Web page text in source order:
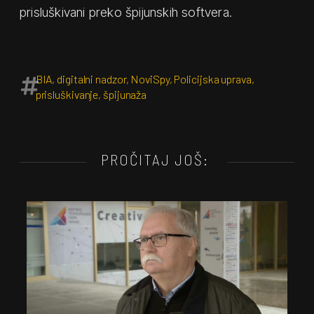
prisluškivani preko špijunskih softvera.
BIA, digitalni nadzor, NoviSpy, Policijska uprava,
prisluškivanje, špijunaža
PROČITAJ JOŠ: